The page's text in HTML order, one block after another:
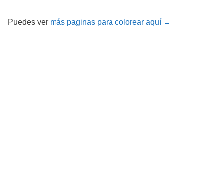
Puedes ver más paginas para colorear aquí →